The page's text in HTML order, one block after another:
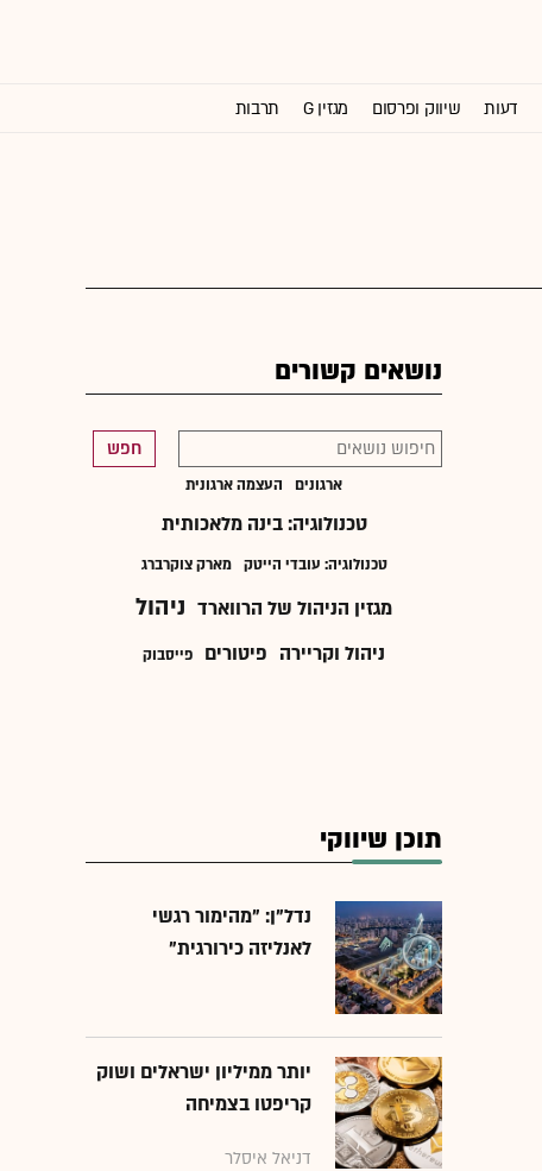
דעות שיווק ופרסום מגזין G תרבות
נושאים קשורים
חפש
ארגונים העצמה ארגונית
טכנולוגיה: בינה מלאכותית
טכנולוגיה: עובדי הייטק מארק צוקרברג
מגזין הניהול של הרווארד ניהול
ניהול וקריירה פיטורים פייסבוק
תוכן שיווקי
נדל"ן: "מהימור רגשי
לאנליזה כירורגית"
יותר ממיליון ישראלים ושוק
קריפטו בצמיחה
דניאל איסלר